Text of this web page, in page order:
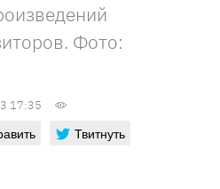
Фото:
17:35
Твитнуть